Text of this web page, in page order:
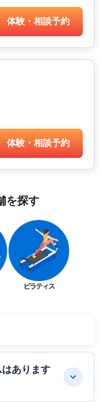
体験・相談予約
体験・相談予約
を探す
ピラティス
あります